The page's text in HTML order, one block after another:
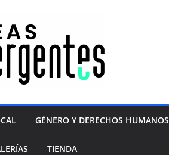
GÉNERO Y DERECHOS HUMANOS
TIENDA